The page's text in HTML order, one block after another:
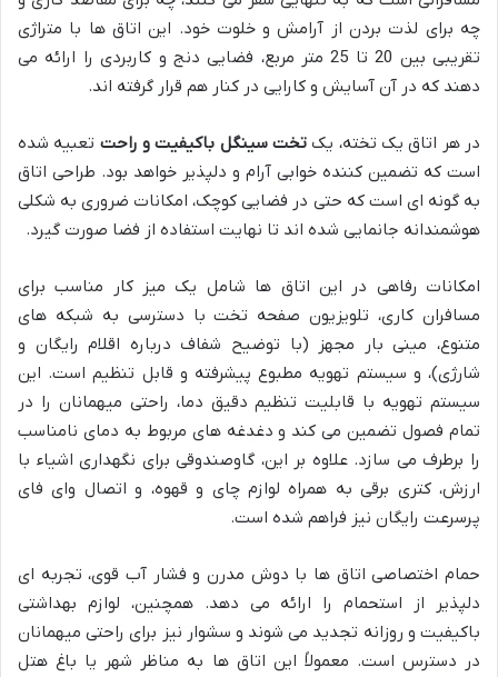
چه برای لذت بردن از آرامش و خلوت خود. این اتاق ها با متراژی
تقریبی بین 20 تا 25 متر مربع، فضایی دنج و کاربردی را ارائه می
دهند که در آن آسایش و کارایی در کنار هم قرار گرفته اند.
در هر اتاق یک تخته، یک تخت سینگل باکیفیت و راحت تعبیه شده
است که تضمین کننده خوابی آرام و دلپذیر خواهد بود. طراحی اتاق
به گونه ای است که حتی در فضایی کوچک، امکانات ضروری به شکلی
هوشمندانه جانمایی شده اند تا نهایت استفاده از فضا صورت گیرد.
امکانات رفاهی در این اتاق ها شامل یک میز کار مناسب برای
مسافران کاری، تلویزیون صفحه تخت با دسترسی به شبکه های
متنوع، مینی بار مجهز (با توضیح شفاف درباره اقلام رایگان و
شارژی)، و سیستم تهویه مطبوع پیشرفته و قابل تنظیم است. این
سیستم تهویه با قابلیت تنظیم دقیق دما، راحتی میهمانان را در
تمام فصول تضمین می کند و دغدغه های مربوط به دمای نامناسب
را برطرف می سازد. علاوه بر این، گاوصندوقی برای نگهداری اشیاء با
ارزش، کتری برقی به همراه لوازم چای و قهوه، و اتصال وای فای
پرسرعت رایگان نیز فراهم شده است.
حمام اختصاصی اتاق ها با دوش مدرن و فشار آب قوی، تجربه ای
دلپذیر از استحمام را ارائه می دهد. همچنین، لوازم بهداشتی
باکیفیت و روزانه تجدید می شوند و سشوار نیز برای راحتی میهمانان
در دسترس است. معمولاً این اتاق ها به مناظر شهر یا باغ هتل